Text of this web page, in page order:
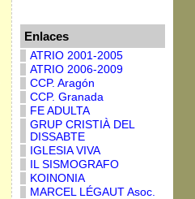
Enlaces
ATRIO 2001-2005
ATRIO 2006-2009
CCP. Aragón
CCP. Granada
FE ADULTA
GRUP CRISTIÀ DEL
DISSABTE
IGLESIA VIVA
IL SISMOGRAFO
KOINONIA
MARCEL LÉGAUT Asoc.